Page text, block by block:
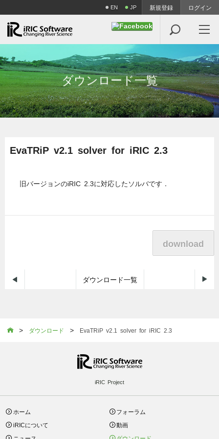
EN JP 新規登録 ログイン

ダウンロード一覧
EvaTRiP v2.1 solver for iRIC 2.3
旧バージョンのiRIC 2.3に対応したソルバです．
download
 ダウンロード一覧 
 > ダウンロード > EvaTRiP v2.1 solver for iRIC 2.3
iRIC Project
ホーム
iRICについて
フォーラム
動画